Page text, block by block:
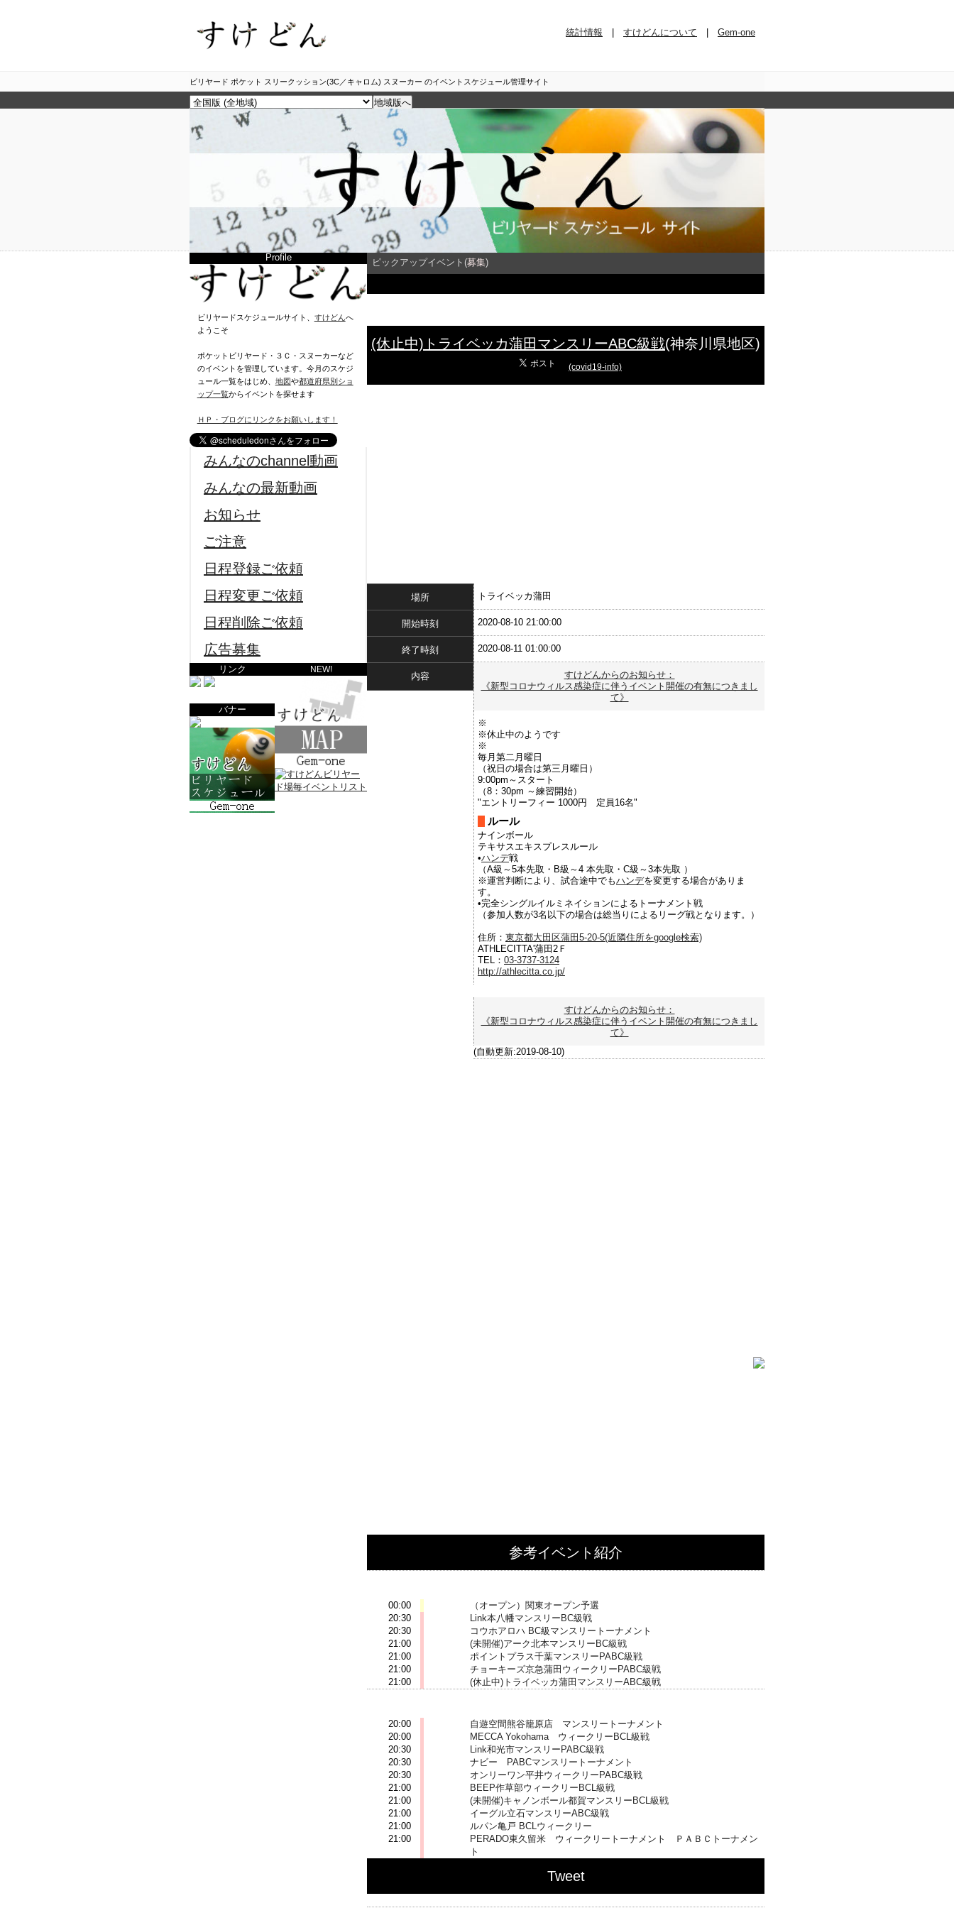
統計情報 | すけどんについて | Gem-one
ビリヤード ポケット スリークッション(3C／キャロム) スヌーカー のイベントスケジュール管理サイト
Profile
ビリヤードスケジュールサイト、 すけどんへ
ようこそ
ポケットビリヤード・３Ｃ・スヌーカーなど
のイベントを管理しています。今月のスケジ
ュール一覧をはじめ、 地図や都道府県別ショ
ップ一覧からイベントを探せます
ＨＰ・ブログにリンクをお願いします！
みんなのchannel動画
みんなの最新動画
お知らせ
ご注意
日程登録ご依頼
日程変更ご依頼
日程削除ご依頼
広告募集
リンク
バナー
NEW!
ピックアップイベント(募集)
(休止中)トライベッカ蒲田マンスリーABC級戦(神奈川県地区)
(covid19-info)
場所 トライベッカ蒲田
開始時刻 2020-08-10 21:00:00
終了時刻 2020-08-11 01:00:00
内容
すけどんからのお知らせ：
《新型コロナウィルス感染症に伴うイベント開催の有無につきまし
て》
※
※休止中のようです
※
毎月第二月曜日
（祝日の場合は第三月曜日）
9:00pm～スタート
（8：30pm ～練習開始）
"エントリーフィー 1000円 定員16名"
ルール
ナインボール
テキサスエキスプレスルール
•ハンデ戦
（A級～5本先取・B級～4 本先取・C級～3本先取 ）
※運営判断により、試合途中でもハンデを変更する場合がありま
す。
•完全シングルイルミネイションによるトーナメント戦
（参加人数が3名以下の場合は総当りによるリーグ戦となります。）
住所： 東京都大田区蒲田5-20-5(近隣住所をgoogle検索)
ATHLECITTA'蒲田2Ｆ
TEL： 03-3737-3124
http://athlecitta.co.jp/
すけどんからのお知らせ：
《新型コロナウィルス感染症に伴うイベント開催の有無につきまし
て》
(自動更新:2019-08-10)
参考イベント紹介
00:00
（オープン）関東オープン予選
20:30
Link本八幡マンスリーBC級戦
20:30
コウホアロハ BC級マンスリートーナメント
21:00
(未開催)アーク北本マンスリーBC級戦
21:00
ポイントプラス千葉マンスリーPABC級戦
21:00
チョーキーズ京急蒲田ウィークリーPABC級戦
21:00
(休止中)トライベッカ蒲田マンスリーABC級戦
20:00
自遊空間熊谷籠原店 マンスリートーナメント
20:00
MECCA Yokohama ウィークリーBCL級戦
20:30
Link和光市マンスリーPABC級戦
20:30
ナビー PABCマンスリートーナメント
20:30
オンリーワン平井ウィークリーPABC級戦
21:00
BEEP作草部ウィークリーBCL級戦
21:00
(未開催)キャノンボール都賀マンスリーBCL級戦
21:00
イーグル立石マンスリーABC級戦
21:00
ルパン亀戸 BCLウィークリー
21:00
PERADO東久留米 ウィークリートーナメント ＰＡＢＣトーナメン
ト
Tweet